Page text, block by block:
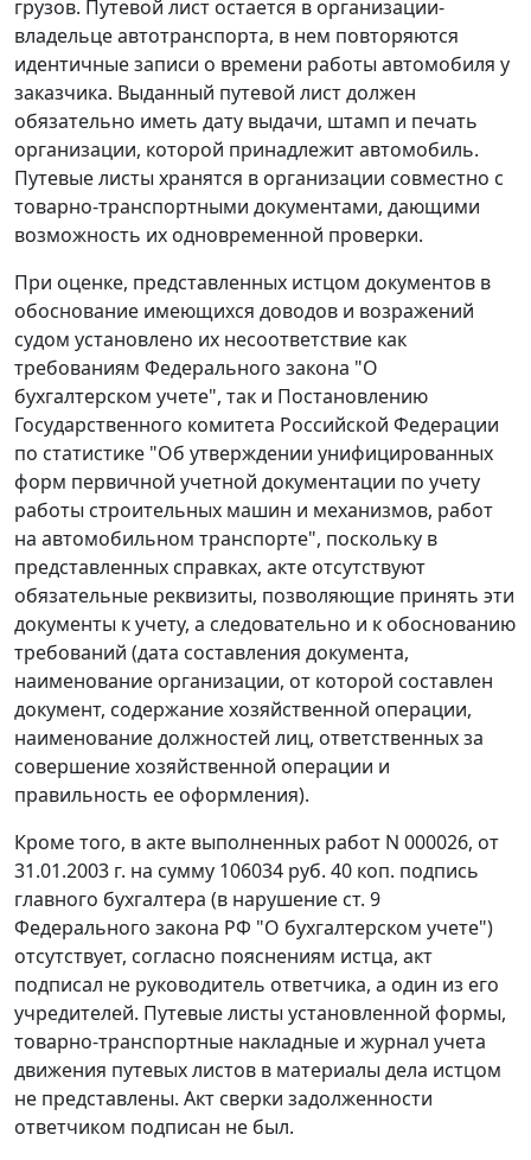
грузов. Путевой лист остается в организации-
владельце автотранспорта, в нем повторяются
идентичные записи о времени работы автомобиля у
заказчика. Выданный путевой лист должен
обязательно иметь дату выдачи, штамп и печать
организации, которой принадлежит автомобиль.
Путевые листы хранятся в организации совместно с
товарно-транспортными документами, дающими
возможность их одновременной проверки.
При оценке, представленных истцом документов в
обоснование имеющихся доводов и возражений
судом установлено их несоответствие как
требованиям Федерального закона "О
бухгалтерском учете", так и Постановлению
Государственного комитета Российской Федерации
по статистике "Об утверждении унифицированных
форм первичной учетной документации по учету
работы строительных машин и механизмов, работ
на автомобильном транспорте", поскольку в
представленных справках, акте отсутствуют
обязательные реквизиты, позволяющие принять эти
документы к учету, а следовательно и к обоснованию
требований (дата составления документа,
наименование организации, от которой составлен
документ, содержание хозяйственной операции,
наименование должностей лиц, ответственных за
совершение хозяйственной операции и
правильность ее оформления).
Кроме того, в акте выполненных работ N 000026, от
31.01.2003 г. на сумму 106034 руб. 40 коп. подпись
главного бухгалтера (в нарушение ст. 9
Федерального закона РФ "О бухгалтерском учете")
отсутствует, согласно пояснениям истца, акт
подписал не руководитель ответчика, а один из его
учредителей. Путевые листы установленной формы,
товарно-транспортные накладные и журнал учета
движения путевых листов в материалы дела истцом
не представлены. Акт сверки задолженности
ответчиком подписан не был.